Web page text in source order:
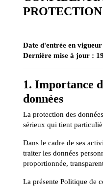
Date d'entrée en
Dernière mise à jour :
1. Importance
données
La protection des
sérieux qui tient
Dans le cadre de ses
traiter les données
proportionnée,
La présente Politique de